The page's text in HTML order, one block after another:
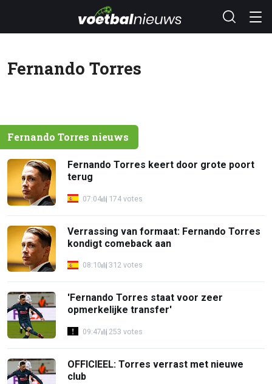
Fernando Torres
Fernando Torres nieuws
Fernando Torres keert door grote poort
terug
07:04 174 votes
Verrassing van formaat: Fernando Torres
kondigt comeback aan
08:10 312 votes
'Fernando Torres staat voor zeer
opmerkelijke transfer'
09:47 253 votes
OFFICIEEL: Torres verrast met nieuwe
club